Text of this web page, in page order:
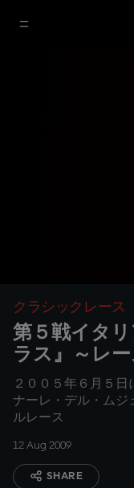
クラシックレース
第５戦イタ
ラス』～レー
２００５年６月５
ナーレ・デル・ムジ
ルレース
12 Aug 2009
SHARE